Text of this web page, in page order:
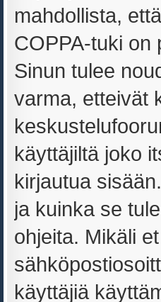
mahdollista,
COPPA-tuki on
Sinun tulee
varma, etteivät
käyttäjiltä joko
kirjautua
ja kuinka se
ohjeita. Mikäli
käyttäjiä